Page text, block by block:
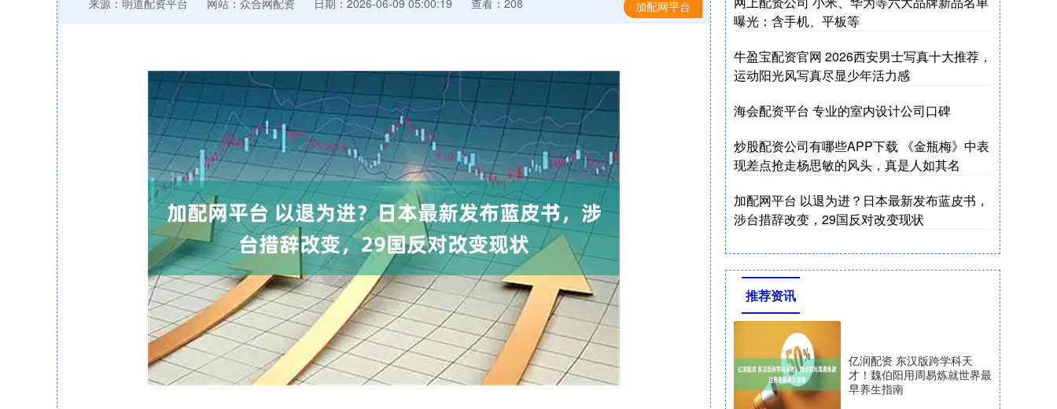
加配网平台
来源：明道配资平台 网站：众合网配资 日期：2026-06-09 05:00:19 查看：208
曝光：含手机、平板等
牛盈宝配资官网 2026西安男士写真十大推荐，
运动阳光风写真尽显少年活力感
海会配资平台 专业的室内设计公司口碑
炒股配资公司有哪些APP下载 《金瓶梅》中表
现差点抢走杨思敏的风头，真是人如其名
加配网平台 以退为进？日本最新发布蓝皮书，
涉台措辞改变，29国反对改变现状
推荐资讯
亿润配资 东汉版跨学科天
才！魏伯阳用周易炼就世界最
早养生指南